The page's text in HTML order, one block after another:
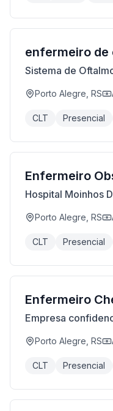
enfermeiro
Sistema de
Porto Alegre, RS
CLT Presencial
Enfermeiro
Hospital Moinhos
Porto Alegre, RS
CLT Presencial
Enfermeiro
Empresa
Porto Alegre, RS
CLT Presencial